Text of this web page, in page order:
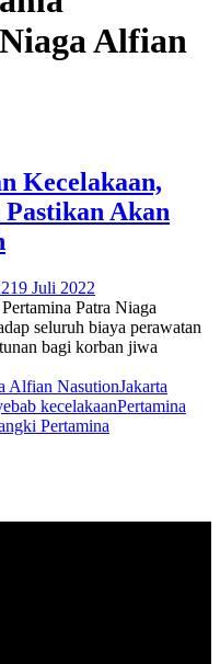
Alfian
Kecelakaan,
Akan
19 Juli 2022
Patra Niaga
seluruh biaya perawatan
bagi korban jiwa
Alfian NasutionJakarta
kecelakaanPertamina
Pertamina